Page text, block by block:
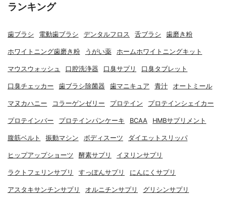
ランキング
歯ブラシ 電動歯ブラシ デンタルフロス 舌ブラシ 歯磨き粉
ホワイトニング歯磨き粉 うがい薬 ホームホワイトニングキット
マウスウォッシュ 口腔洗浄器 口臭サプリ 口臭タブレット
口臭チェッカー 歯ブラシ除菌器 歯マニキュア 青汁 オートミール
マヌカハニー コラーゲンゼリー プロテイン プロテインシェイカー
プロテインバー プロテインパンケーキ BCAA HMBサプリメント
腹筋ベルト 振動マシン ボディスーツ ダイエットスリッパ
ヒップアップショーツ 酵素サプリ イヌリンサプリ
ラクトフェリンサプリ すっぽんサプリ にんにくサプリ
アスタキサンチンサプリ オルニチンサプリ グリシンサプリ